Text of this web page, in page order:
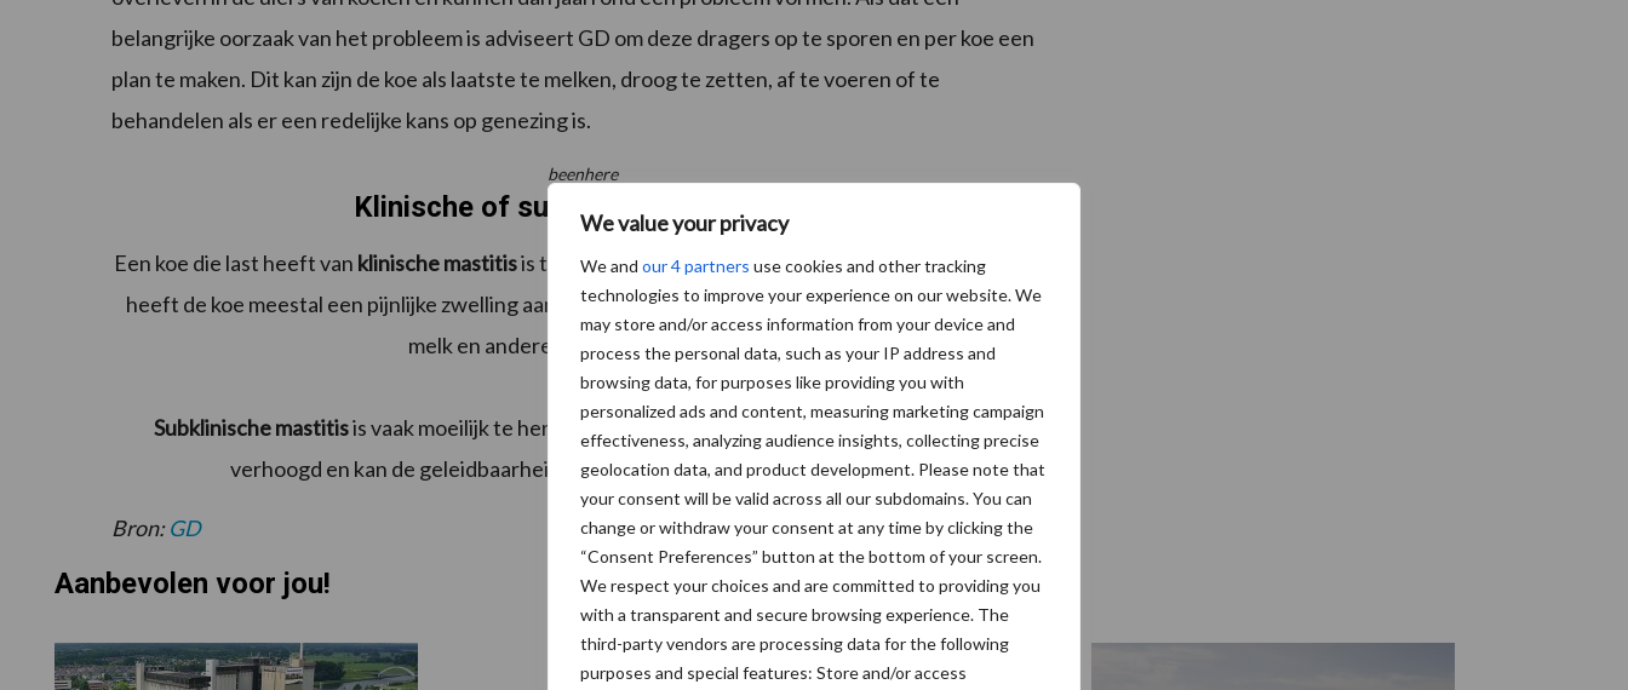
We value your privacy
We and our 4 partners use cookies and other tracking
technologies to improve your experience on our website. We
may store and/or access information from your device and
process the personal data, such as your IP address and
browsing data, for purposes like providing you with
personalized ads and content, measuring marketing campaign
effectiveness, analyzing audience insights, collecting precise
geolocation data, and product development. Please note that
your consent will be valid across all our subdomains. You can
change or withdraw your consent at any time by clicking the
“Consent Preferences” button at the bottom of your screen.
We respect your choices and are committed to providing you
with a transparent and secure browsing experience. The
third-party vendors are processing data for the following
purposes and special features: Store and/or access
belangrijke oorzaak van het probleem is adviseert GD om deze dragers op te sporen en per koe een
plan te maken. Dit kan zijn de koe als laatste te melken, droog te zetten, af te voeren of te
behandelen als er een redelijke kans op genezing is.
beenhere
Klinische of subklinische mastitis?
Een koe die last heeft van klinische mastitisis te herkennen aan afwijkende, vaak waterige melk. Ook
heeft de koe meestal een pijnlijke zwelling aan de uier, koorts, sloomheid, vlokken en klonters in de
melk en andere ziekteverschijnselen.
Subklinische mastitisis vaak moeilijk te herkennen bij melkvee. Vaak is dan het celgetal sterk
verhoogd en kan de geleidbaarheid van de melk sterk afwijken van normaal.
Bron:GD
Aanbevolen voor jou!